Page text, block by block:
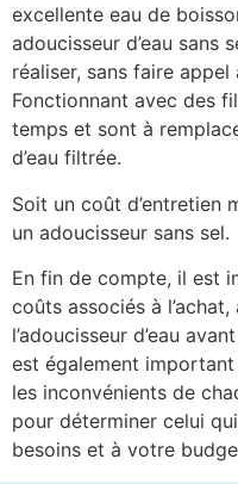
excellente eau de
adoucisseur d’eau sans
réaliser, sans faire
Fonctionnant avec des
temps et sont à
d’eau filtrée.
Soit un coût d’entretien
un adoucisseur sans sel.
En fin de compte, il est
coûts associés à
l’adoucisseur d’eau
est également
les inconvénients de
pour déterminer celui
besoins et à votre